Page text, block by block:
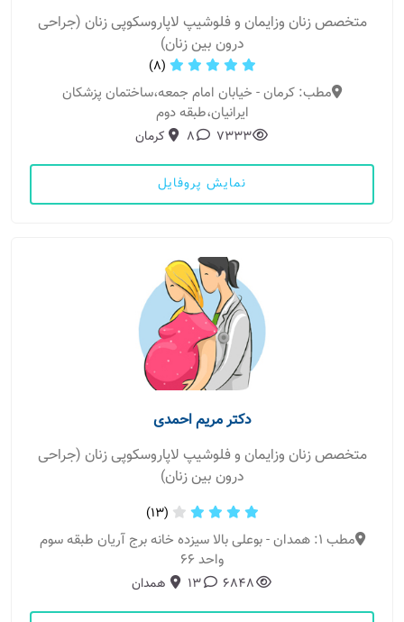
متخصص زنان وزایمان و فلوشیپ لاپاروسکوپی زنان (جراحی
درون بین زنان)
(8)
مطب: کرمان - خیابان امام جمعه،ساختمان پزشکان
ایرانیان،طبقه دوم
7333
8 کرمان
نمایش پروفایل
دکتر مریم احمدی
متخصص زنان وزایمان و فلوشیپ لاپاروسکوپی زنان (جراحی
درون بین زنان)
(13)
مطب 1: همدان - بوعلی بالا سیزده خانه برج آریان طبقه سوم
واحد ۶۶
6848
13 همدان